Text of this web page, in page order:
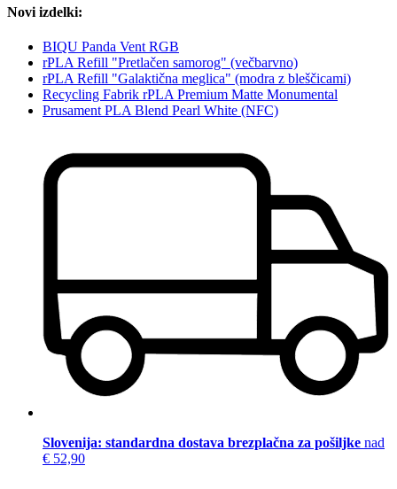
Novi izdelki:
BIQU Panda Vent RGB
rPLA Refill "Pretlačen samorog" (večbarvno)
rPLA Refill "Galaktična meglica" (modra z bleščicami)
Recycling Fabrik rPLA Premium Matte Monumental
Prusament PLA Blend Pearl White (NFC)
Slovenija: standardna dostava brezplačna za pošiljke nad
€ 52,90